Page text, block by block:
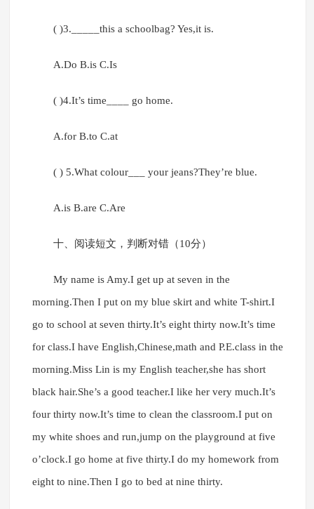
( )3._____this a schoolbag? Yes,it is.
A.Do B.is C.Is
( )4.It’s time____ go home.
A.for B.to C.at
( ) 5.What colour___ your jeans?They’re blue.
A.is B.are C.Are
十、阅读短文，判断对错（10分）
My name is Amy.I get up at seven in the
morning.Then I put on my blue skirt and white T-shirt.I
go to school at seven thirty.It’s eight thirty now.It’s time
for class.I have English,Chinese,math and P.E.class in the
morning.Miss Lin is my English teacher,she has short
black hair.She’s a good teacher.I like her very much.It’s
four thirty now.It’s time to clean the classroom.I put on
my white shoes and run,jump on the playground at five
o’clock.I go home at five thirty.I do my homework from
eight to nine.Then I go to bed at nine thirty.